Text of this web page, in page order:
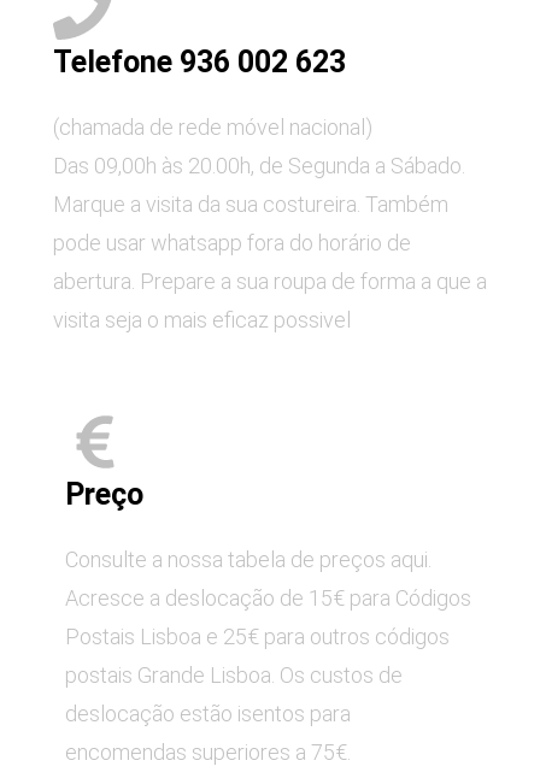
Telefone 936 002 623
(chamada de rede móvel nacional)
Das 09,00h às 20.00h, de Segunda a Sábado.
Marque a visita da sua costureira. Também
pode usar whatsapp fora do horário de
abertura. Prepare a sua roupa de forma a que a
visita seja o mais eficaz possivel
Preço
Consulte a nossa tabela de preços aqui.
Acresce a deslocação de 15€ para Códigos
Postais Lisboa e 25€ para outros códigos
postais Grande Lisboa. Os custos de
deslocação estão isentos para
encomendas superiores a 75€.